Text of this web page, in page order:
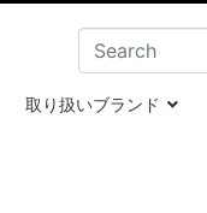
取り扱いブランド